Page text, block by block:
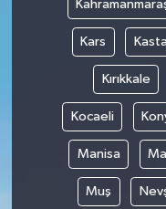
Kars
Kırıkkale
Kocaeli
Manisa
Muş